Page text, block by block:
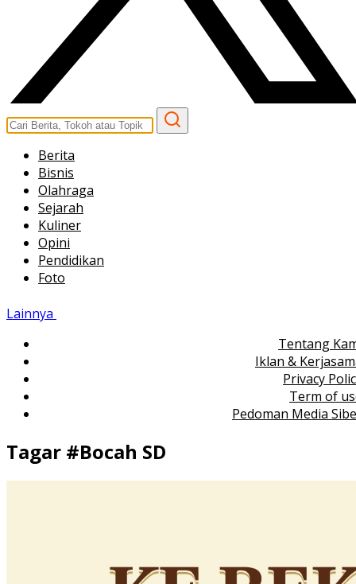
Berita
Bisnis
Olahraga
Sejarah
Kuliner
Opini
Pendidikan
Foto
Lainnya
Tentang
Iklan &
Privacy
Term of
Pedoman Media
Tagar #Bocah SD